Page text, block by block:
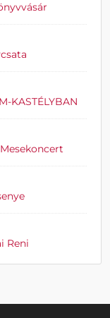
KASTÉLYBAN
Reni